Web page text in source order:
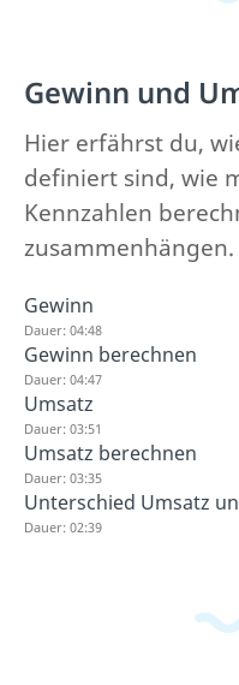
Gewinn und
Hier erfährst du,
definiert sind, wie
Kennzahlen
zusammenhängen.
Gewinn
Dauer: 04:48
Gewinn berechnen
Dauer: 04:47
Umsatz
Dauer: 03:51
Umsatz berechnen
Dauer: 03:35
Unterschied Umsatz
Dauer: 02:39